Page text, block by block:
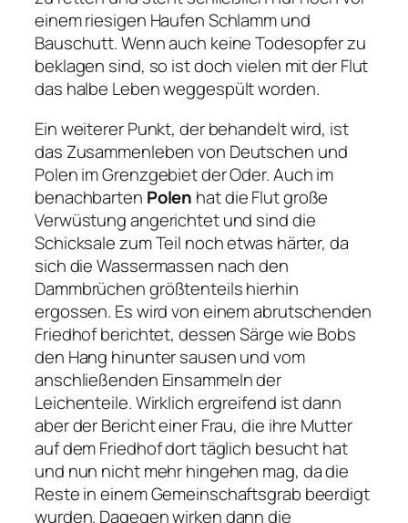
einem riesigen Haufen Schlamm und
Bauschutt. Wenn auch keine Todesopfer zu
beklagen sind, so ist doch vielen mit der Flut
das halbe Leben weggespült worden.
Ein weiterer Punkt, der behandelt wird, ist
das Zusammenleben von Deutschen und
Polen im Grenzgebiet der Oder. Auch im
benachbarten Polen hat die Flut große
Verwüstung angerichtet und sind die
Schicksale zum Teil noch etwas härter, da
sich die Wassermassen nach den
Dammbrüchen größtenteils hierhin
ergossen. Es wird von einem abrutschenden
Friedhof berichtet, dessen Särge wie Bobs
den Hang hinunter sausen und vom
anschließenden Einsammeln der
Leichenteile. Wirklich ergreifend ist dann
aber der Bericht einer Frau, die ihre Mutter
auf dem Friedhof dort täglich besucht hat
und nun nicht mehr hingehen mag, da die
Reste in einem Gemeinschaftsgrab beerdigt
wurden. Dagegen wirken dann die